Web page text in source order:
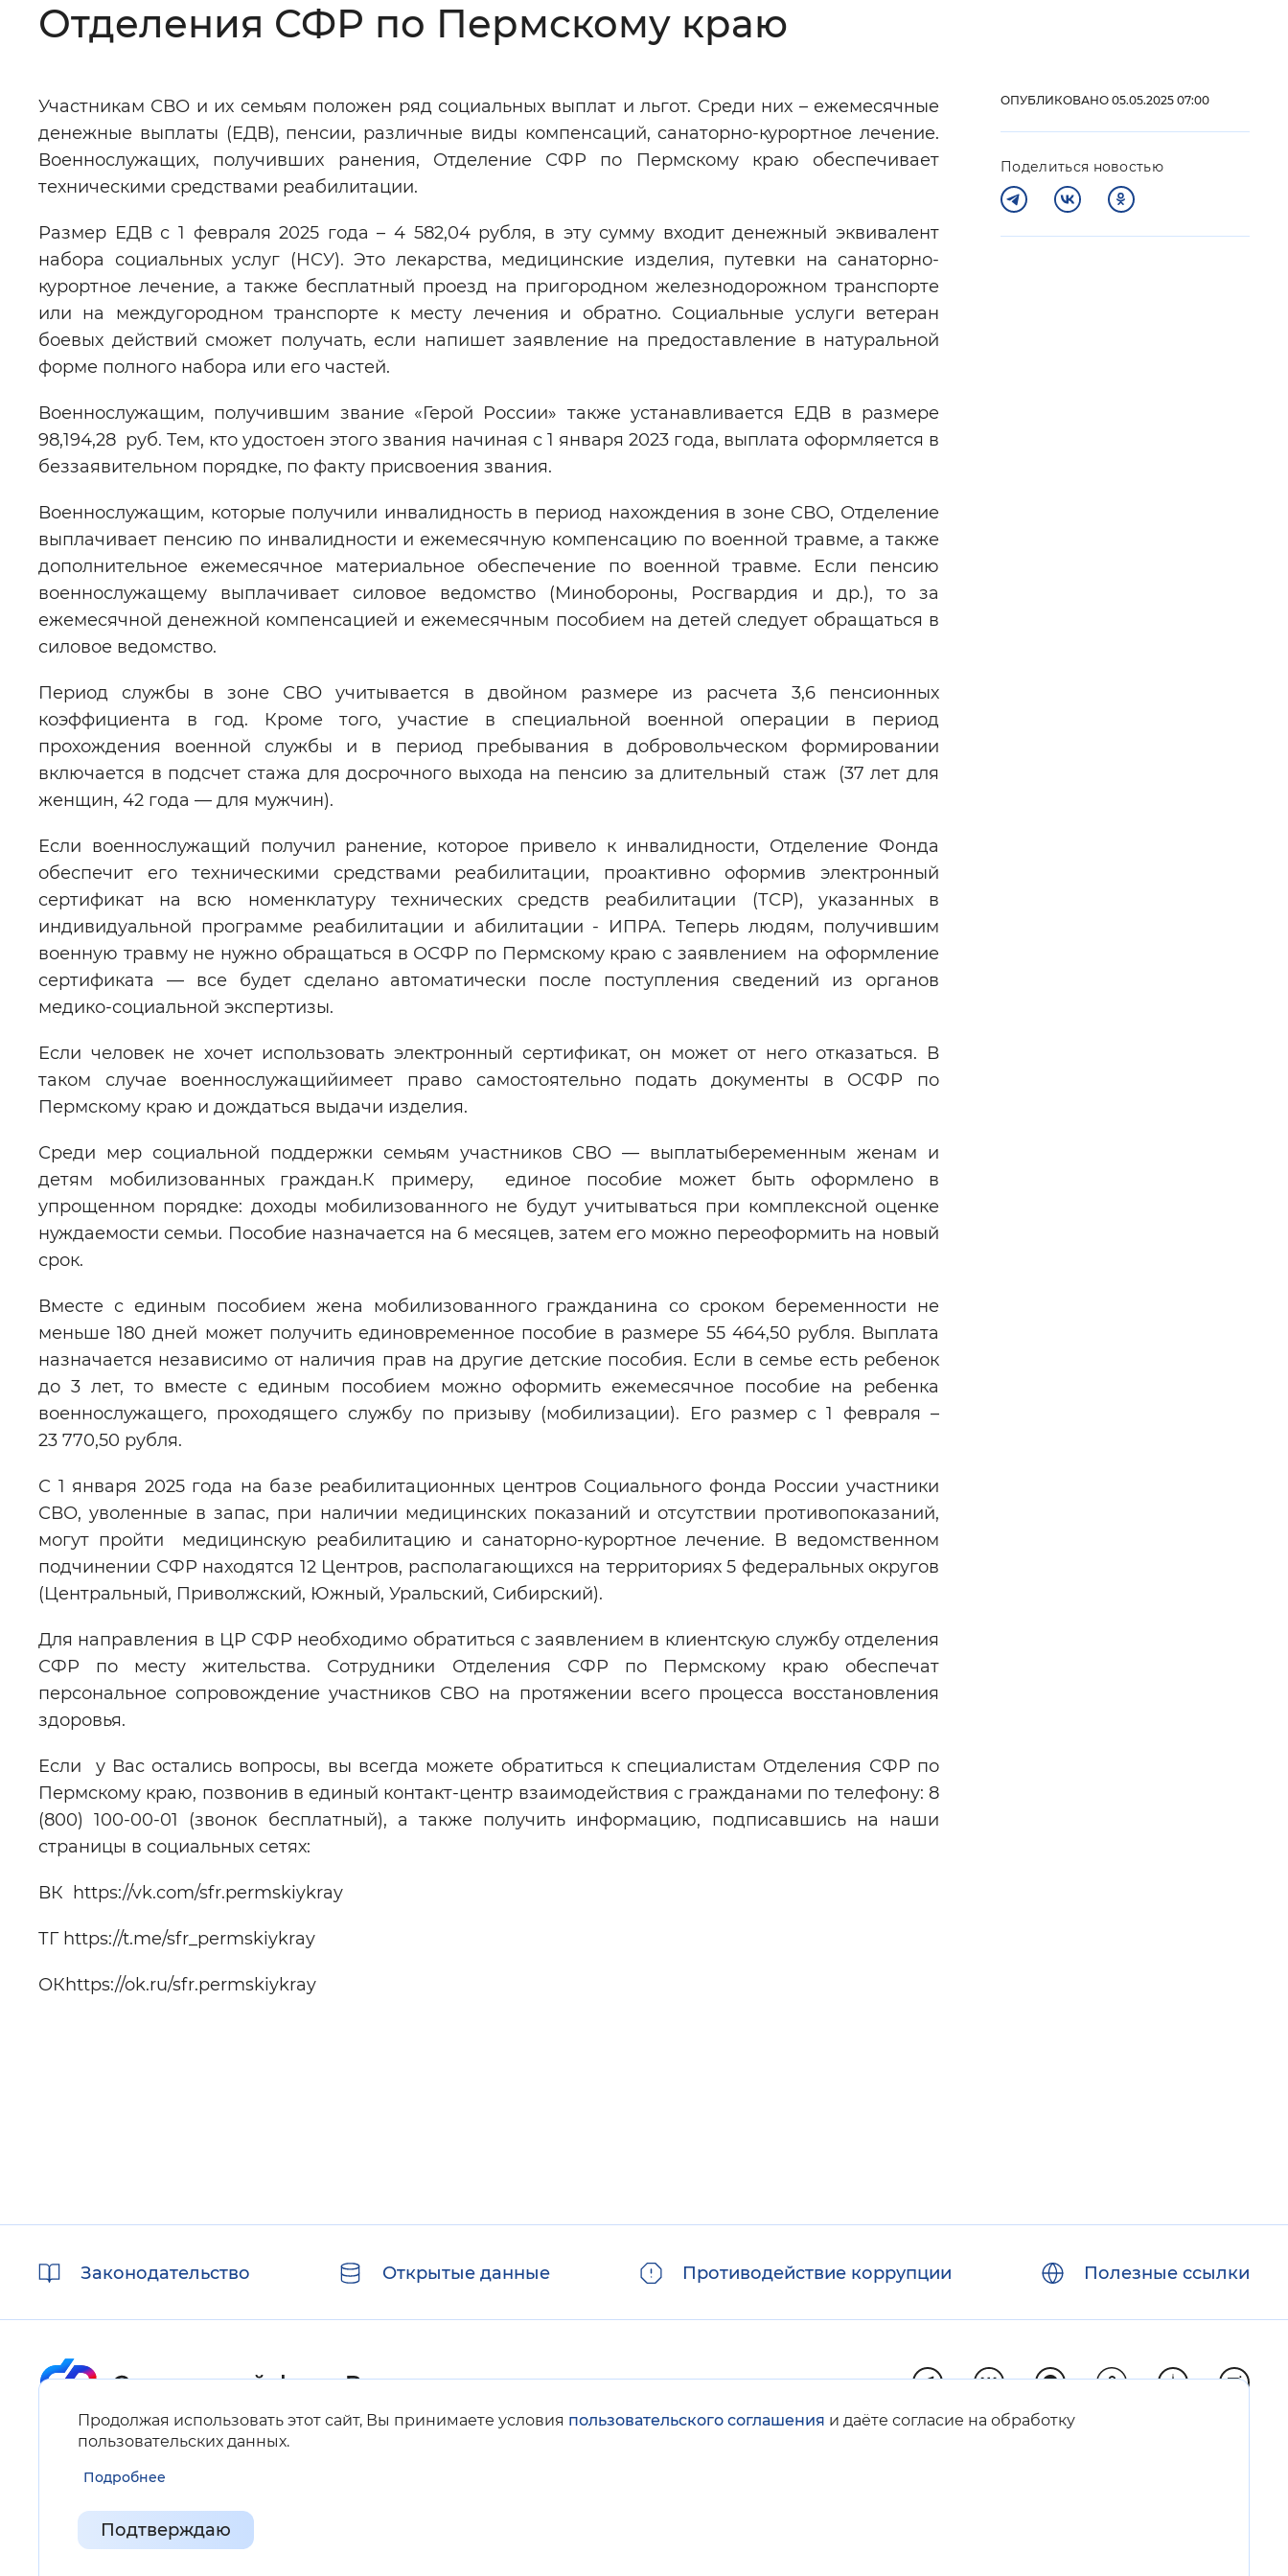
Цвет сайта: Монохромный Инверсивный монохромный
Изображения: Включены Выключены
Звуковой ассистент Воспроизвести
Вернуть стандартные настройки
Отделения СФР по Пермскому краю
Участникам СВО и их семьям положен ряд социальных выплат и льгот. Среди них – ежемесячные
денежные выплаты (ЕДВ), пенсии, различные виды компенсаций, санаторно-курортное лечение.
Военнослужащих, получивших ранения, Отделение СФР по Пермскому краю обеспечивает
техническими средствами реабилитации.
Размер ЕДВ с 1 февраля 2025 года – 4 582,04 рубля, в эту сумму входит денежный эквивалент
набора социальных услуг (НСУ). Это лекарства, медицинские изделия, путевки на санаторно-
курортное лечение, а также бесплатный проезд на пригородном железнодорожном транспорте
или на междугородном транспорте к месту лечения и обратно. Социальные услуги ветеран
боевых действий сможет получать, если напишет заявление на предоставление в натуральной
форме полного набора или его частей.
Военнослужащим, получившим звание «Герой России» также устанавливается ЕДВ в размере
98,194,28 руб. Тем, кто удостоен этого звания начиная с 1 января 2023 года, выплата оформляется в
беззаявительном порядке, по факту присвоения звания.
Военнослужащим, которые получили инвалидность в период нахождения в зоне СВО, Отделение
выплачивает пенсию по инвалидности и ежемесячную компенсацию по военной травме, а также
дополнительное ежемесячное материальное обеспечение по военной травме. Если пенсию
военнослужащему выплачивает силовое ведомство (Минобороны, Росгвардия и др.), то за
ежемесячной денежной компенсацией и ежемесячным пособием на детей следует обращаться в
силовое ведомство.
Период службы в зоне СВО учитывается в двойном размере из расчета 3,6 пенсионных
коэффициента в год. Кроме того, участие в специальной военной операции в период
прохождения военной службы и в период пребывания в добровольческом формировании
включается в подсчет стажа для досрочного выхода на пенсию за длительный стаж (37 лет для
женщин, 42 года — для мужчин).
Если военнослужащий получил ранение, которое привело к инвалидности, Отделение Фонда
обеспечит его техническими средствами реабилитации, проактивно оформив электронный
сертификат на всю номенклатуру технических средств реабилитации (ТСР), указанных в
индивидуальной программе реабилитации и абилитации - ИПРА. Теперь людям, получившим
военную травму не нужно обращаться в ОСФР по Пермскому краю с заявлением на оформление
сертификата — все будет сделано автоматически после поступления сведений из органов
медико-социальной экспертизы.
Если человек не хочет использовать электронный сертификат, он может от него отказаться. В
таком случае военнослужащийимеет право самостоятельно подать документы в ОСФР по
Пермскому краю и дождаться выдачи изделия.
Среди мер социальной поддержки семьям участников СВО — выплатыбеременным женам и
детям мобилизованных граждан.К примеру, единое пособие может быть оформлено в
упрощенном порядке: доходы мобилизованного не будут учитываться при комплексной оценке
нуждаемости семьи. Пособие назначается на 6 месяцев, затем его можно переоформить на новый
срок.
Вместе с единым пособием жена мобилизованного гражданина со сроком беременности не
меньше 180 дней может получить единовременное пособие в размере 55 464,50 рубля. Выплата
назначается независимо от наличия прав на другие детские пособия. Если в семье есть ребенок
до 3 лет, то вместе с единым пособием можно оформить ежемесячное пособие на ребенка
военнослужащего, проходящего службу по призыву (мобилизации). Его размер с 1 февраля –
23 770,50 рубля.
С 1 января 2025 года на базе реабилитационных центров Социального фонда России участники
СВО, уволенные в запас, при наличии медицинских показаний и отсутствии противопоказаний,
могут пройти медицинскую реабилитацию и санаторно-курортное лечение. В ведомственном
подчинении СФР находятся 12 Центров, располагающихся на территориях 5 федеральных округов
(Центральный, Приволжский, Южный, Уральский, Сибирский).
Для направления в ЦР СФР необходимо обратиться с заявлением в клиентскую службу отделения
СФР по месту жительства. Сотрудники Отделения СФР по Пермскому краю обеспечат
персональное сопровождение участников СВО на протяжении всего процесса восстановления
здоровья.
Если у Вас остались вопросы, вы всегда можете обратиться к специалистам Отделения СФР по
Пермскому краю, позвонив в единый контакт-центр взаимодействия с гражданами по телефону: 8
(800) 100-00-01 (звонок бесплатный), а также получить информацию, подписавшись на наши
страницы в социальных сетях:
ВК https://vk.com/sfr.permskiykray
ТГ https://t.me/sfr_permskiykray
ОКhttps://ok.ru/sfr.permskiykray
ОПУБЛИКОВАНО 05.05.2025 07:00
Поделиться новостью
Продолжая использовать этот сайт, Вы принимаете условия пользовательского соглашения и даёте согласие на обработку
пользовательских данных.
Подробнее
Подтверждаю
ссылкиЗаконодательство Открытые данные Противодействие коррупции Полезные ссылки
Карта сайта
Нашли ошибку на сайте?